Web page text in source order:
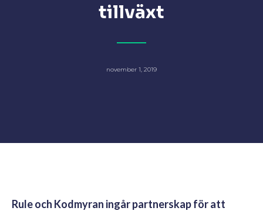
tillväxt
november 1, 2019
Rule och Kodmyran ingår partnerskap för att